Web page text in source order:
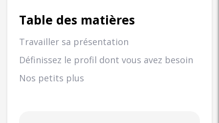
Table des matières
Travailler sa présentation
Définissez le profil dont vous avez besoin
Nos petits plus